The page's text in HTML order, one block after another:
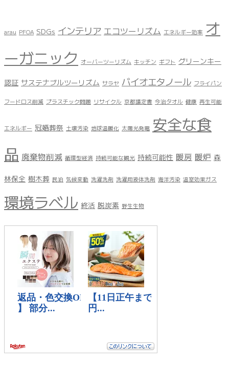
arau PFOA SDGs インテリア エコツーリズム エネルギー効率 オ
ーガニック オーバーツーリズム キッチン ギフト グリーンキー
認証 サステナブルツーリズム サラヤ バイオエタノール フライパン
フードロス削減 プラスチック問題 リサイクル 京都議定書 今治タオル 健康 再生可能
エネルギー 冠婚葬祭 土壌汚染 地球温暖化 太陽光発電 安全な食
品 廃棄物削減 循環型経済 持続可能な観光 持続可能性 暖房 暖炉 森
林保全 樹木葬 民泊 気候変動 洗濯洗剤 洗濯用液体洗剤 海洋汚染 温室効果ガス
環境ラベル 終活 脱炭素 野生生物